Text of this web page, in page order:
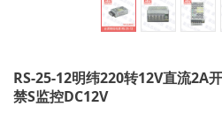
RS-25-12明纬220转12V直流2A
禁S监控DC12V